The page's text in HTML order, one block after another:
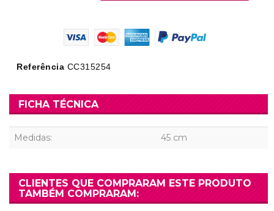
Referência CC315254
FICHA TÉCNICA
Medidas: 45 cm
CLIENTES QUE COMPRARAM ESTE PRODUTO
TAMBÉM COMPRARAM: